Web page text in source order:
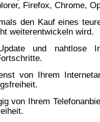
Firefox, Chrome,
den Kauf eines
weiterentwickeln wird.
und nahtlose
von Ihrem
von Ihrem